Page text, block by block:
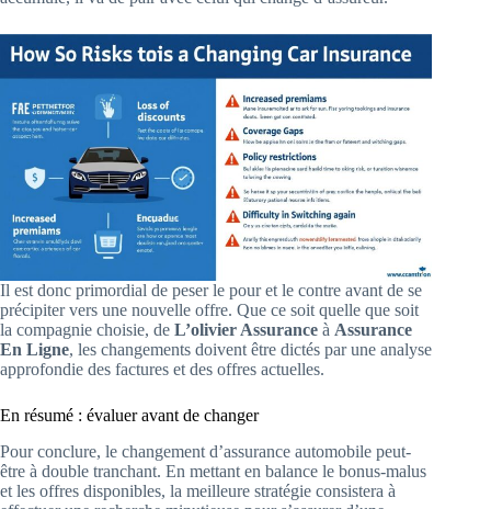
Il est donc primordial de peser le pour et le contre avant de se
précipiter vers une nouvelle offre. Que ce soit quelle que soit
la compagnie choisie, de L’olivier Assurance à Assurance
En Ligne, les changements doivent être dictés par une analyse
approfondie des factures et des offres actuelles.
En résumé : évaluer avant de changer
Pour conclure, le changement d’assurance automobile peut-
être à double tranchant. En mettant en balance le bonus-malus
et les offres disponibles, la meilleure stratégie consistera à